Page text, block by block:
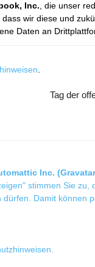
Inc. , die unser
wir diese und
Daten an
Tag der
Inc.
stimmen Sie zu,
dürfen. Damit können